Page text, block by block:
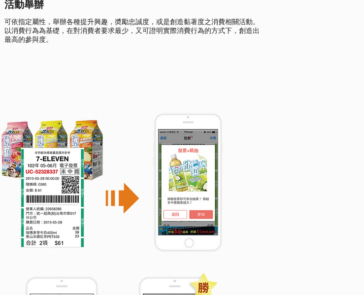
活動舉辦
可依指定屬性，舉辦各種提升興趣，奬勵忠誠度，或是創造黏著度之消費相關活動。
以消費行為為基礎，在對消費者要求最少，又可證明實際消費行為的方式下，創造出
最高的參與度。